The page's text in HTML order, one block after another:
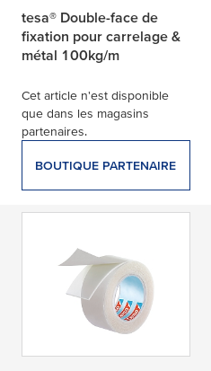
tesa® Double-face de
fixation pour carrelage &
métal 100kg/m
Cet article n'est disponible
que dans les magasins
partenaires.
BOUTIQUE PARTENAIRE